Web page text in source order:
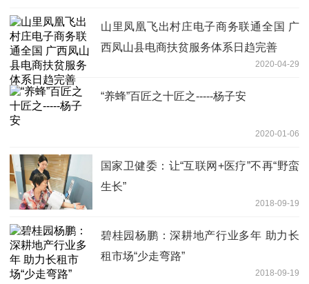
山里凤凰飞出村庄电子商务联通全国 广
西凤山县电商扶贫服务体系日趋完善
2020-04-29
“养蜂”百匠之十匠之-----杨子安
2020-01-06
国家卫健委：让“互联网+医疗”不再“野蛮
生长”
2018-09-19
碧桂园杨鹏：深耕地产行业多年 助力长
租市场“少走弯路”
2018-09-19